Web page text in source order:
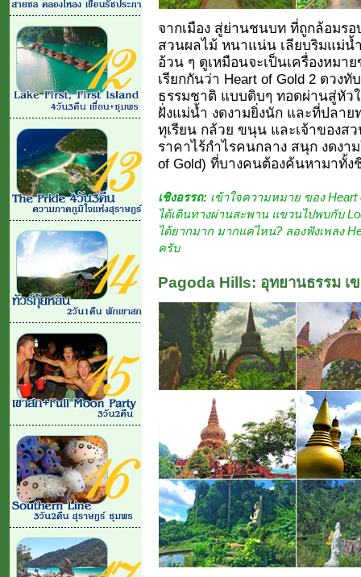
จากเมือง สู่ย่านชนบท ที่ถูกล้อมร
สวนผลไม้ หนาแน่น เลียบริมแม่น้
อ้วน ๆ ดูเหมือนจะเป็นเครื่องหมา
เรียกกันว่า Heart of Gold 2 ดว
ธรรมชาติ แบบดิบๆ ทอดผ่านสู่หัว
ฝั่งแม่น้ำ งดงามยิ่งนัก และที่ปลาย
ทุเรียน กล้วย ขนุน และเจ้าของส
ราคาไร้กำไรคนกลาง สนุก งดงา
of Gold) ที่บางคนต้องค้นหามาทั้ง
เชิงอรรถ: เข้าใจความหมาย ของ
ได้เดินทางผ่านสะพาน แขวนไปพบกับ
ได้ยากมาก มากแค่ไหน? ลองฟังเพลง
ครับ
Pagoda Hills: อุทยานธรรม เ